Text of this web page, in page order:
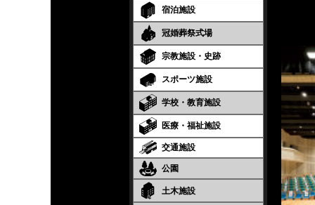
宿泊施設
冠婚葬祭式場
宗教施設・史跡
スポーツ施設
学校・教育施設
医療・福祉施設
交通施設
公園
土木施設